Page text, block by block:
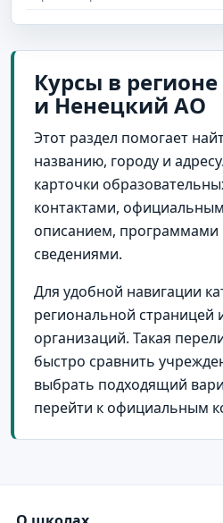
Курсы в
и Ненецкий АО
Этот раздел помогает
названию, городу и
карточки
контактами,
описанием,
сведениями.
Для удобной навигации
региональной страницей
организаций. Такая
быстро сравнить
выбрать подходящий
перейти к официальным